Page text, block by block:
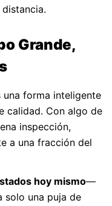
Grande,
forma inteligente
calidad. Con algo de
inspección,
a una fracción del
hoy mismo—
solo una puja de